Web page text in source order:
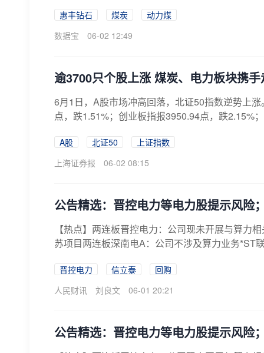
惠丰钻石 煤炭
动力煤
数据宝
06-02 12:49
逾3700只个股上涨 煤炭、电力板块携手
6月1日，A股市场冲高回落，北证50指数逆势上
点，跌1.51%；创业板指报3950.94点，跌2.15%
A股 北证50
上证指数
上海证券报
06-02 08:15
公告精选：晋控电力等电力股提示风
【热点】两连板晋控电力：公司现未开展与算力
苏项目两连板深南电A：公司不涉及算力业务*ST
晋控电力 信立泰
回购
人民财讯
刘良文 06-01 20:21
公告精选：晋控电力等电力股提示风